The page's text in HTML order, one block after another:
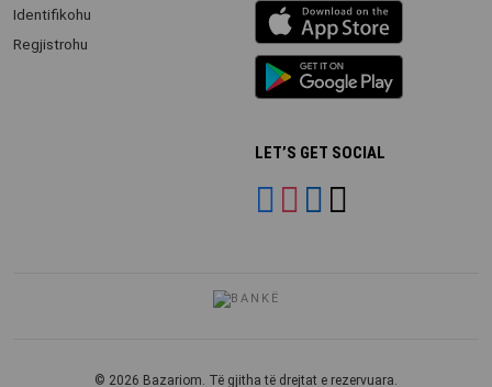
Identifikohu
Regjistrohu
iOS
app
Android
App
LET’S GET SOCIAL
© 2026 Bazariom. Të gjitha të drejtat e rezervuara.